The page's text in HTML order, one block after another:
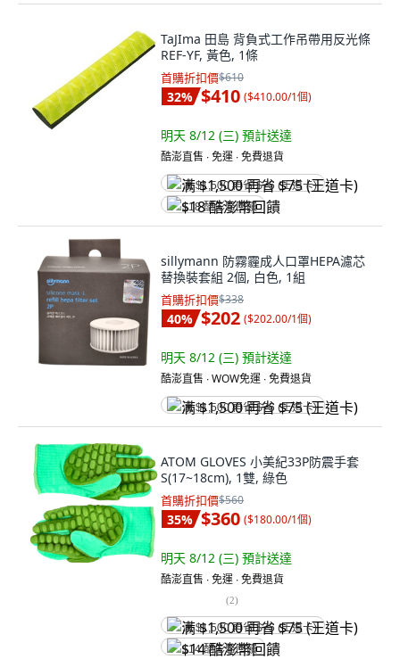
TaJIma 田島 背負式工作吊帶用反光條
REF-YF, 黃色, 1條
首購折扣價$610
32% $410 ($410.00/1個)
明天 8/12 (三) 預計送達
酷澎直售 ∙ 免運 ∙ 免費退貨
满 $1,500 再省 $75 (王道卡)
$18 酷澎幣回饋
sillymann 防霧霾成人口罩HEPA濾芯
替換裝套組 2個, 白色, 1組
首購折扣價$338
40% $202 ($202.00/1個)
明天 8/12 (三) 預計送達
酷澎直售 ∙ WOW免運 ∙ 免費退貨
满 $1,500 再省 $75 (王道卡)
ATOM GLOVES 小美紀33P防震手套
S(17~18cm), 1雙, 綠色
首購折扣價$560
35% $360 ($180.00/1個)
明天 8/12 (三) 預計送達
酷澎直售 ∙ 免運 ∙ 免費退貨
(2)
满 $1,500 再省 $75 (王道卡)
$14 酷澎幣回饋